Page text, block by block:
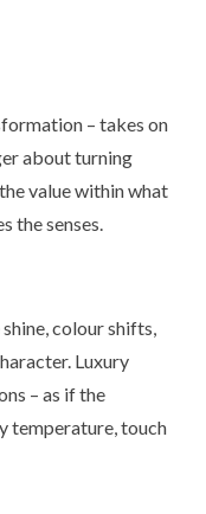
– takes on
about turning
value within what
the senses.
colour shifts,
Luxury
– as if the
temperature, touch